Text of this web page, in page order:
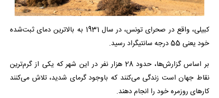
کبیلی، واقع در صحرای تونس، در سال 1931 به بالاترین دمای ثبت‌شده
خود یعنی 55 درجه سانتیگراد رسید.
بر اساس گزارش‌ها، حدود 28 هزار نفر در این شهر که یکی از گرم‌ترین
نقاط جهان است زندگی می‌کنند که باوجود گرمای شدید، تلاش می‌کنند
کارهای روزمره خود را انجام دهند.